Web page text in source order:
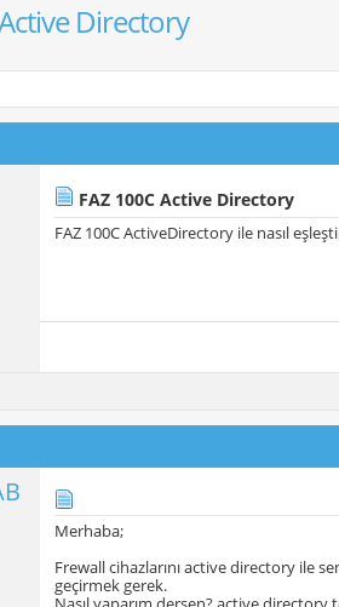
Directory
FAZ 100C Active Directory
FAZ 100C ActiveDirectory ile nasıl
Merhaba;
Frewall cihazlarını active directory ile
geçirmek gerek.